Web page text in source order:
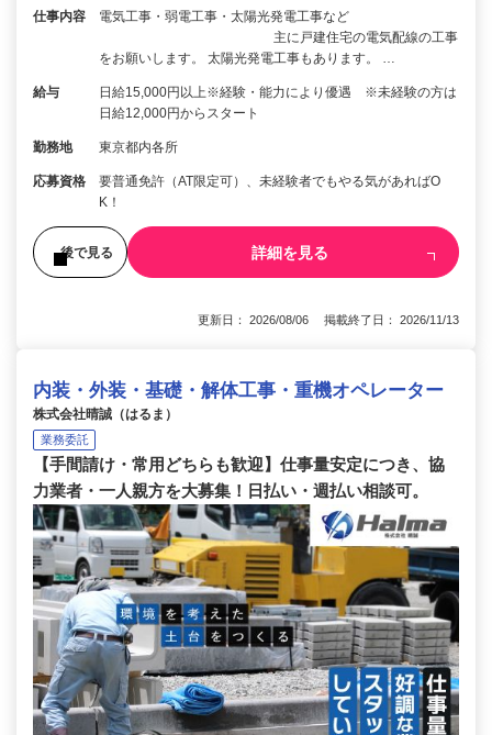
仕事内容
電気工事・弱電工事・太陽光発電工事など
主に戸建住宅の電気配線の工事
をお願いします。 太陽光発電工事もあります。 …
給与
日給15,000円以上※経験・能力により優遇 ※未経験の方は
日給12,000円からスタート
勤務地 東京都内各所
応募資格
要普通免許（AT限定可）、未経験者でもやる気があればO
K！
後で見る 詳細を見る
更新日： 2026/08/06 掲載終了日： 2026/11/13
内装・外装・基礎・解体工事・重機オペレーター
株式会社晴誠（はるま）
業務委託
【手間請け・常用どちらも歓迎】仕事量安定につき、協
力業者・一人親方を大募集！日払い・週払い相談可。